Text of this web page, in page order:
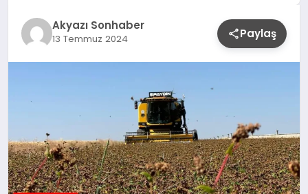
TEKNOLOJI
Akyazı Sonhaber
13 Temmuz 2024 Paylaş